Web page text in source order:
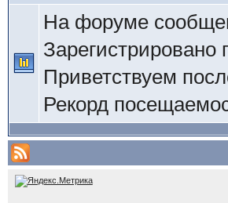
На форуме
Зарегистрировано
Приветствуем
Рекорд